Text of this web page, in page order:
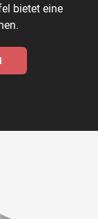
bietet eine